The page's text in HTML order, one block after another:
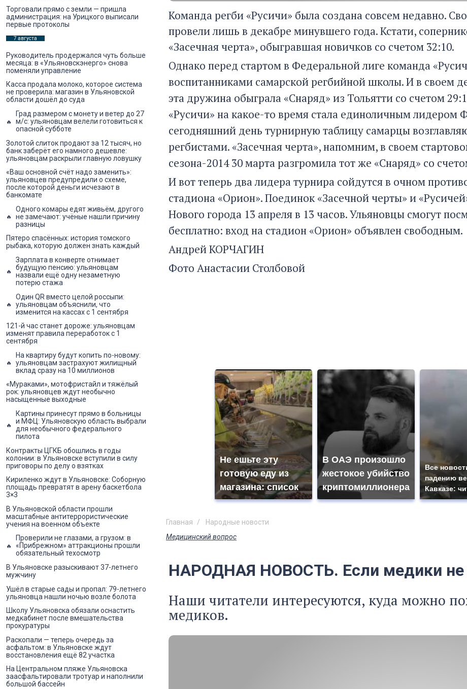
Команда регби «Русичи» была создана совсем недавно.
провели лишь в декабре минувшего года. Кстати,
«Засечная черта», обыгравшая новичков со счетом 32:10.
Однако перед стартом в Федеральной лиге команда
воспитанниками самарской регбийной школы. И в своем
эта дружина обыграла «Снаряд» из Тольятти со счетом
«Русичи» на какое-то время стала единоличным лидером
сегодняшний день турнирную таблицу самарцы
регбистами. «Засечная черта», напомним, в своем
сезона-2014 30 марта разгромила тот же «Снаряд» со
И вот теперь два лидера турнира сойдутся в очном
стадиона «Орион». Поединок «Засечной черты» и
Нового города 13 апреля в 13 часов. Ульяновцы смогут
бесплатно: вход на стадион «Орион» объявлен свободным.
Андрей КОРЧАГИН
Фото Анастасии Столбовой
Не ешьте эту
готовую еду из
магазина: список
В ОАЭ произошло
жестокое убийство
криптомиллионера
Все
падению
Кавказе:
Главная Народные новости
Медицинский вопрос
НАРОДНАЯ НОВОСТЬ. Если медики не
Наши читатели интересуются, куда можно
медиков.
Торговали прямо с земли — пришла
администрация: на Урицкого выписали
первые протоколы
7 августа
Руководитель продержался чуть больше
месяца: в «Ульяновскэнерго» снова
поменяли управление
Касса продала молоко, которое система
не проверила: магазин в Ульяновской
области дошёл до суда
Град размером с монету и ветер до 27
м/с: ульяновцам велели готовиться к
опасной субботе
Золотой слиток продают за 12 тысяч, но
банк заберёт его намного дешевле:
ульяновцам раскрыли главную ловушку
«Ваш основной счёт надо заменить»:
ульяновцев предупредили о схеме,
после которой деньги исчезают в
банкомате
Одного комары едят живьём, другого
не замечают: учёные нашли причину
разницы
Пятеро спасённых: история томского
рыбака, которую должен знать каждый
Зарплата в конверте отнимает
будущую пенсию: ульяновцам
назвали ещё одну незаметную
потерю стажа
Один QR вместо целой россыпи:
ульяновцам объяснили, что
изменится на кассах с 1 сентября
121-й час станет дороже: ульяновцам
изменят правила переработок с 1
сентября
На квартиру будут копить по-новому:
ульяновцам застрахуют жилищный
вклад сразу на 10 миллионов
«Мураками», мотофристайл и тяжёлый
рок: ульяновцев ждут необычно
насыщенные выходные
Картины принесут прямо в больницы
и МФЦ: Ульяновскую область выбрали
для необычного федерального
пилота
Контракты ЦГКБ обошлись в годы
колонии: в Ульяновске вступили в силу
приговоры по делу о взятках
Кириленко ждут в Ульяновске: Соборную
площадь превратят в арену баскетбола
3×3
В Ульяновской области прошли
масштабные антитеррористические
учения на военном объекте
Проверили не глазами, а грузом: в
«Прибрежном» аттракционы прошли
обязательный техосмотр
В Ульяновске разыскивают 37-летнего
мужчину
Ушёл в старые сады и пропал: 79-летнего
ульяновца нашли ночью возле болота
Школу Ульяновска обязали оснастить
медкабинет после вмешательства
прокуратуры
Раскопали — теперь очередь за
асфальтом: в Ульяновске ждут
восстановления ещё 82 участка
На Центральном пляже Ульяновска
заасфальтировали тротуар и наполнили
большой бассейн